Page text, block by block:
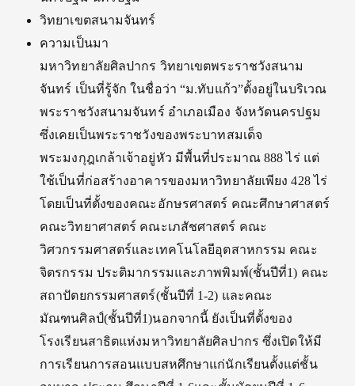
วิทยาเขตสนามจันทร์
ความเป็นมา
มหาวิทยาลัยศิลปากร วิทยาเขตพระราชวังสนาม
จันทร์ เป็นที่รู้จัก ในชื่อว่า “ม.ทับแก้ว”ตั้งอยู่ในบริเวณ
พระราชวังสนามจันทร์ อำเภอเมือง จังหวัดนครปฐม
ซึ่งเคยเป็นพระราชวังของพระบาทสมเด็จ
พระมงกุฎเกล้าเจ้าอยู่หัว มีพื้นที่ประมาณ 888 ไร่ แต่
ใช้เป็นที่ก่อสร้างอาคารของมหาวิทยาลัยเพียง 428 ไร่
โดยเป็นที่ตั้งของคณะอักษรศาสตร์ คณะศึกษาศาสตร์
คณะวิทยาศาสตร์ คณะเภสัชศาสตร์ คณะ
วิศวกรรมศาสตร์และเทคโนโลยีอุตสาหกรรม คณะ
จิตรกรรม ประติมากรรมและภาพพิมพ์(ชั้นปีที่1) คณะ
สถาปัตยกรรมศาสตร์(ชั้นปีที่ 1-2) และคณะ
มัณฑนศิลป์(ชั้นปีที่1)นอกจากนี้ ยังเป็นที่ตั้งของ
โรงเรียนสาธิตแห่งมหาวิทยาลัยศิลปากร ซึ่งเปิดให้มี
การเรียนการสอนแบบสหศึกษาแก่นักเรียนตั้งแต่ชั้น